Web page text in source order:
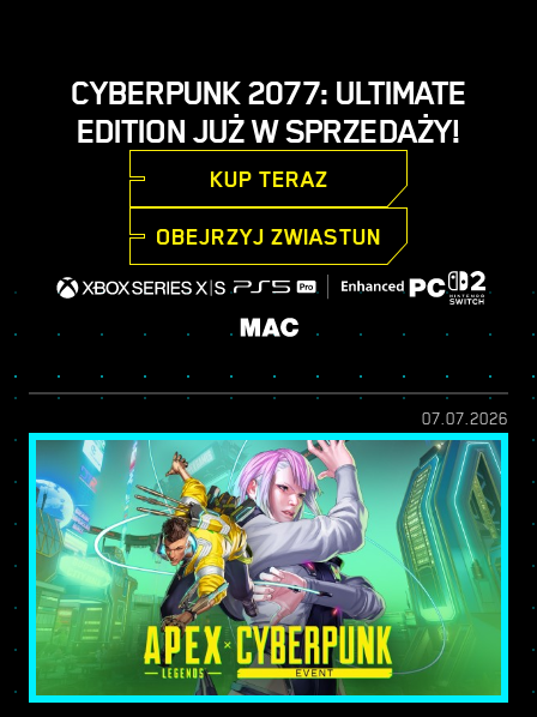
CYBERPUNK 2077: ULTIMATE
EDITION JUŻ W SPRZEDAŻY!
KUP TERAZ
OBEJRZYJ ZWIASTUN
07.07.2026